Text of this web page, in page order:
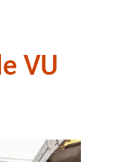
VU